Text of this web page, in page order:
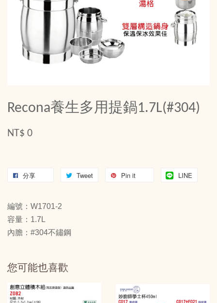
Recona養生多用提鍋1.7L(#304)
NT$ 0
分享 Tweet Pin it LINE
編號：W1701-2
容量：1.7L
內膽：#304不鏽鋼
您可能也喜歡